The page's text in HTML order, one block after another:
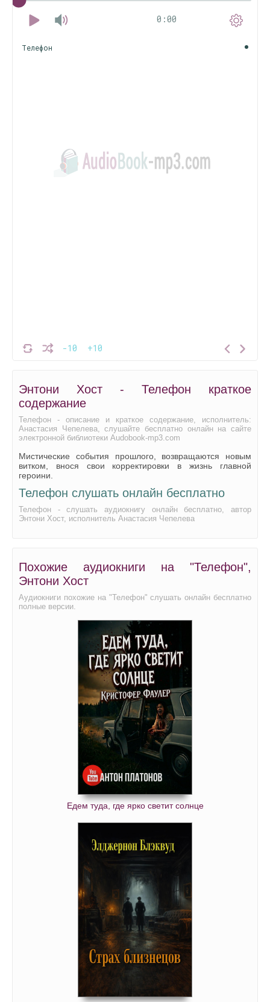
0:00
-10 +10
Телефон
Энтони Хост - Телефон краткое
содержание
Телефон - описание и краткое содержание, исполнитель:
Анастасия Чепелева, слушайте бесплатно онлайн на сайте
электронной библиотеки Audobook-mp3.com
Мистические события прошлого, возвращаются новым
витком, внося свои корректировки в жизнь главной
героини.
Телефон слушать онлайн бесплатно
Телефон - слушать аудиокнигу онлайн бесплатно, автор
Энтони Хост, исполнитель Анастасия Чепелева
Похожие аудиокниги на "Телефон",
Энтони Хост
Аудиокниги похожие на "Телефон" слушать онлайн бесплатно
полные версии.
Едем туда, где ярко светит солнце